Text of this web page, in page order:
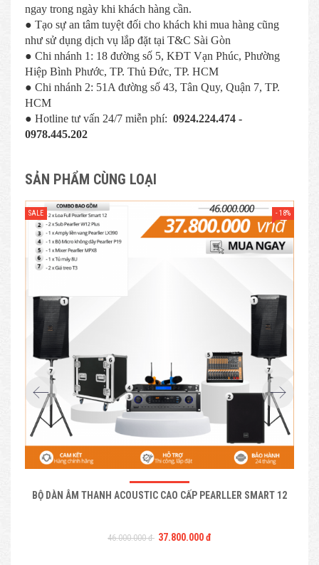
ngay trong ngày khi khách hàng cần.
● Tạo sự an tâm tuyệt đối cho khách khi mua hàng cũng
như sử dụng dịch vụ lắp đặt tại T&C Sài Gòn
● Chi nhánh 1: 18 đường số 5, KĐT Vạn Phúc, Phường
Hiệp Bình Phước, TP. Thủ Đức, TP. HCM
● Chi nhánh 2: 51A đường số 43, Tân Quy, Quận 7, TP.
HCM
● Hotline tư vấn 24/7 miễn phí: 0924.224.474 -
0978.445.202
SẢN PHẨM CÙNG LOẠI
BỘ DÀN ÂM THANH ACOUSTIC CAO CẤP PEARLLER SMART 12
46.000.000 đ 37.800.000 đ
SALE - 18%